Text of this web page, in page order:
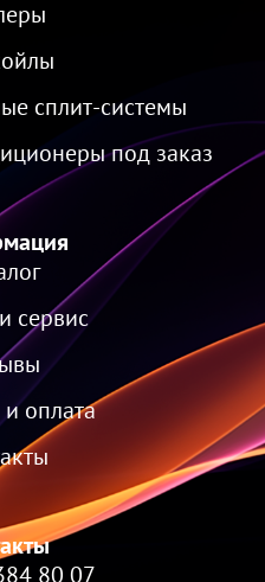
сплит-системы
под заказ
сервис
оплата
80 07